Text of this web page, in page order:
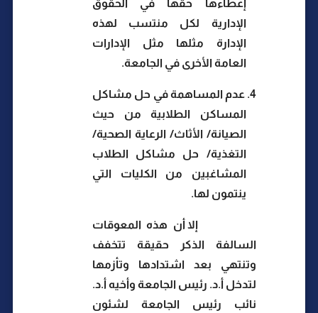
إعطاءها حقها في الحقوق
الإدارية لكل منتسب لهذه
الإدارة مثلها مثل الإدارات
العامة الأخرى في الجامعة.
4. عدم المساهمة في حل مشاكل
المساكن الطلابية من حيث
الصيانة/ الأثاث/ الرعاية الصحية/
التغذية/ حل مشاكل الطلاب
المشاغبين من الكليات التي
ينتمون لها.
إلا أن هذه المعوقات
السالفة الذكر حقيقة تتخفف
وتنتهي بعد اشتدادها وتأزمها
لتدخل أ.د. رئيس الجامعة وأخيه أ.د.
نائب رئيس الجامعة لشئون